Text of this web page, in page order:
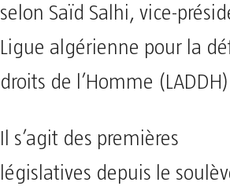
selon Saïd Salhi, vice-
Ligue algérienne pour la
droits de l’Homme
Il s’agit des premières
législatives depuis le